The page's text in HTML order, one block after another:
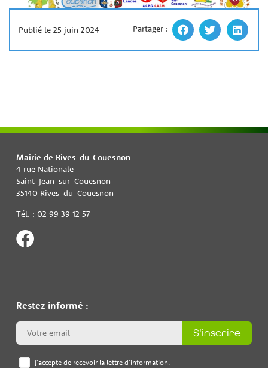
Publié le 25 juin 2024 Partager :
Mairie de Rives-du-Couesnon
4 rue Nationale
Saint-Jean-sur-Couesnon
35140 Rives-du-Couesnon
Tél. : 02 99 39 12 57
Restez informé :
J'accepte de recevoir la lettre d'information.
S'inscrire